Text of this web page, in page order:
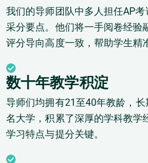
我们的导师团队中多人担任AP
采分要点。他们将一手阅卷经验
评分导向高度一致，帮助学生精
数十年教学积淀
导师们均拥有21至40年教龄，
名大学，积累了深厚的学科教学
学习特点与提分关键。